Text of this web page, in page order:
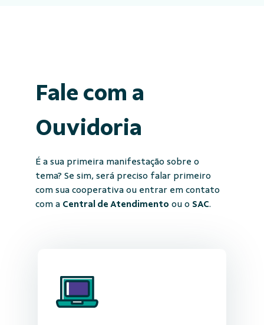
Fale com a
Ouvidoria
É a sua primeira manifestação sobre o
tema? Se sim, será preciso falar primeiro
com sua cooperativa ou entrar em contato
com a Central de Atendimento ou o SAC.